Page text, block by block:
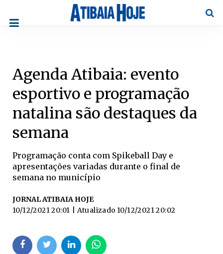
Agenda Atibaia: evento
esportivo e programação
natalina são destaques da
semana
Programação conta com Spikeball Day e
apresentações variadas durante o final de
semana no município
JORNAL ATIBAIA HOJE
10/12/2021 20:01
| Atualizado 10/12/2021 20:02